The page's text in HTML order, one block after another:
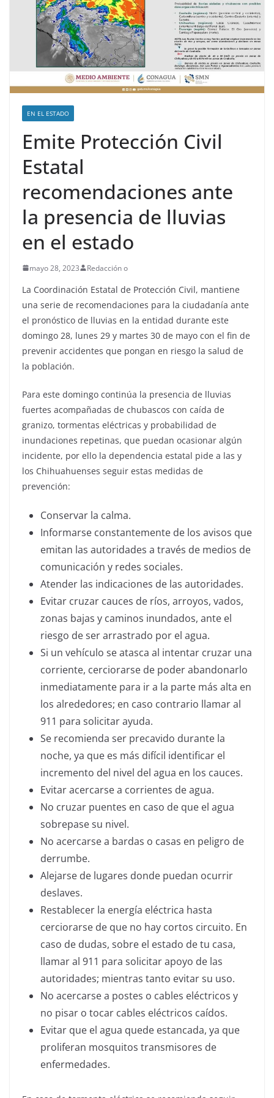
EN EL ESTADO
Emite Protección Civil
Estatal
recomendaciones ante
la presencia de lluvias
en el estado
mayo 28, 2023 Redacción o
La Coordinación Estatal de Protección Civil, mantiene
una serie de recomendaciones para la ciudadanía ante
el pronóstico de lluvias en la entidad durante este
domingo 28, lunes 29 y martes 30 de mayo con el fin de
prevenir accidentes que pongan en riesgo la salud de
la población.
Para este domingo continúa la presencia de lluvias
fuertes acompañadas de chubascos con caída de
granizo, tormentas eléctricas y probabilidad de
inundaciones repetinas, que puedan ocasionar algún
incidente, por ello la dependencia estatal pide a las y
los Chihuahuenses seguir estas medidas de
prevención:
Conservar la calma.
Informarse constantemente de los avisos que
emitan las autoridades a través de medios de
comunicación y redes sociales.
Atender las indicaciones de las autoridades.
Evitar cruzar cauces de ríos, arroyos, vados,
zonas bajas y caminos inundados, ante el
riesgo de ser arrastrado por el agua.
Si un vehículo se atasca al intentar cruzar una
corriente, cerciorarse de poder abandonarlo
inmediatamente para ir a la parte más alta en
los alrededores; en caso contrario llamar al
911 para solicitar ayuda.
Se recomienda ser precavido durante la
noche, ya que es más difícil identificar el
incremento del nivel del agua en los cauces.
Evitar acercarse a corrientes de agua.
No cruzar puentes en caso de que el agua
sobrepase su nivel.
No acercarse a bardas o casas en peligro de
derrumbe.
Alejarse de lugares donde puedan ocurrir
deslaves.
Restablecer la energía eléctrica hasta
cerciorarse de que no hay cortos circuito. En
caso de dudas, sobre el estado de tu casa,
llamar al 911 para solicitar apoyo de las
autoridades; mientras tanto evitar su uso.
No acercarse a postes o cables eléctricos y
no pisar o tocar cables eléctricos caídos.
Evitar que el agua quede estancada, ya que
proliferan mosquitos transmisores de
enfermedades.